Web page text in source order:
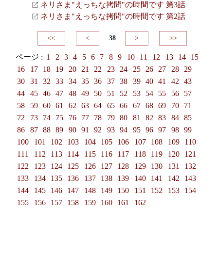
ネリさま"えっちな拷問"の時間です 第3話
ネリさま"えっちな拷問"の時間です 第2話
<< < 38 > >>
ページ : 1 2 3 4 5 6 7 8 9 10 11 12 13 14
15
16
17 18 19 20 21 22 23 24 25 26 27 28
29
30
31 32 33 34 35 36 37 38 39 40 41 42
43
44
45 46 47 48 49 50 51 52 53 54 55 56
57
58
59 60 61 62 63 64 65 66 67 68 69 70
71
72
73 74 75 76 77 78 79 80 81 82 83 84
85
86
87 88 89 90 91 92 93 94 95 96 97 98
99
100
101 102 103 104 105 106 107 108 109
110
111
112 113 114 115 116 117 118 119 120
121
122
123 124 125 126 127 128 129 130 131
132
133
134 135 136 137 138 139 140 141 142
143
144
145 146 147 148 149 150 151 152 153
154
155
156 157 158 159 160 161 162